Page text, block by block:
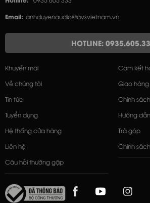
Email: anhduyenaudio@avsvietnam.vn
HOTLINE:
Khuyến mãi
Về chúng tôi
Tin tức
Tuyển dụng
Hệ thống cửa hàng
Liên hệ
Câu hỏi thường gặp
Cam kết
Giao
Chính
Hướng
Trả góp
Chính